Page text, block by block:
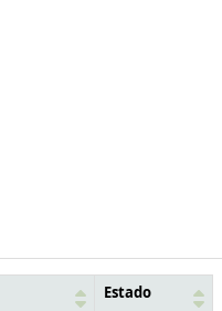
Estado